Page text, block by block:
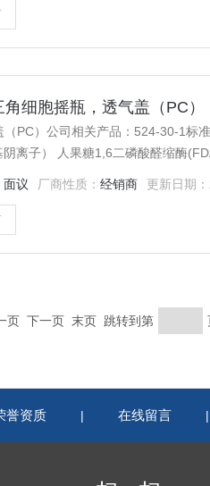
细胞摇瓶，透气盖（PC）
PC）公司相关产品：524-30-1标
离子） 人果糖1,6二磷酸醛缩酶
面议 厂商性质：经销商 更新日期：
页 下一页 末页 跳转到第
誉资质 | 在线留言